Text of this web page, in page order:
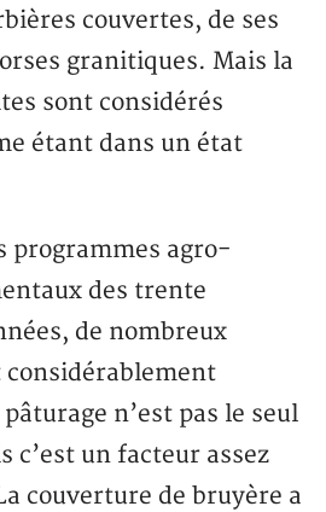
couvertes, de ses
granitiques. Mais la
sont considérés
étant dans un état
programmes agro-
des trente
de nombreux
n’est pas le seul
c’est un facteur assez
couverture de bruyère a